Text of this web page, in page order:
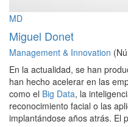
MD
Miguel Donet
Management & Innovation
En la actualidad, se han
han hecho acelerar en las
como el Big Data, la
reconocimiento facial o las
implantándose años atrás. El